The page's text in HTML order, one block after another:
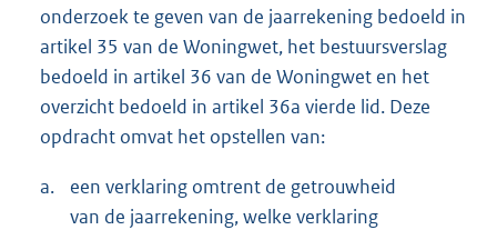
onderzoek te geven van de jaarrekening bedoeld in
artikel 35 van de Woningwet, het bestuursverslag
bedoeld in artikel 36 van de Woningwet en het
overzicht bedoeld in artikel 36a vierde lid. Deze
opdracht omvat het opstellen van:
a.
een verklaring omtrent de getrouwheid
van de jaarrekening, welke verklaring